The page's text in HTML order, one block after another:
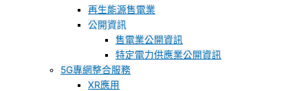
再生能源售電業
公開資訊
售電業公開資訊
特定電力供應業公開資訊
5G專網整合服務
XR應用